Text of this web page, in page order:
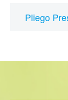
Pliego